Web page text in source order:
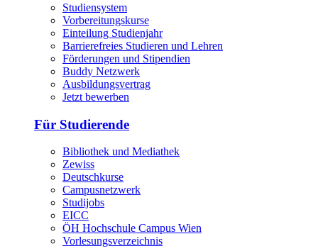
Studiensystem
Vorbereitungskurse
Einteilung Studienjahr
Barrierefreies Studieren und Lehren
Förderungen und Stipendien
Buddy Netzwerk
Ausbildungsvertrag
Jetzt bewerben
Für Studierende
Bibliothek und Mediathek
Zewiss
Deutschkurse
Campusnetzwerk
Studijobs
EICC
ÖH Hochschule Campus Wien
Vorlesungsverzeichnis